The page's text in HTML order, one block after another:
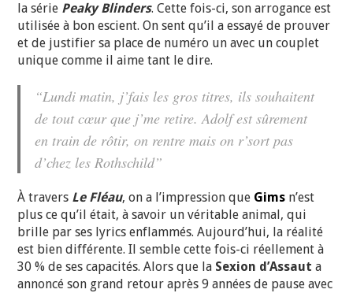
la série Peaky Blinders. Cette fois-ci, son arrogance est
utilisée à bon escient. On sent qu’il a essayé de prouver
et de justifier sa place de numéro un avec un couplet
unique comme il aime tant le dire.
“Lundi matin, j’fais les gros titres, ils souhaitent
de tout cœur que j’me retire. Adolf est sûrement
en train de rôtir, on rentre mais on r’sort pas
d’chez les Rothschild”
À travers Le Fléau, on a l’impression que Gims n’est
plus ce qu’il était, à savoir un véritable animal, qui
brille par ses lyrics enflammés. Aujourd’hui, la réalité
est bien différente. Il semble cette fois-ci réellement à
30 % de ses capacités. Alors que la Sexion d’Assaut a
annoncé son grand retour après 9 années de pause avec